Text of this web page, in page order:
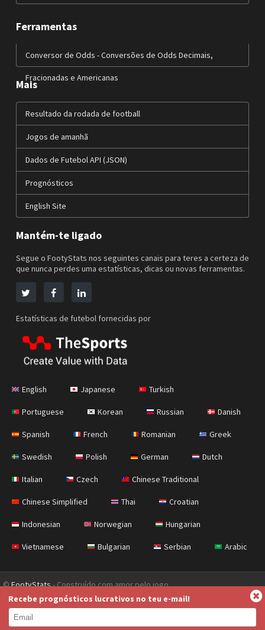
Ferramentas
Conversor de Odds - Conversões de Odds Decimais,
Fracionadas e Americanas
Mais
Resultado da rodada de football
Jogos de amanhã
Dados de Futebol API (JSON)
Prognósticos
English Site
Mantém-te ligado
Segue o FootyStats nos seguintes canais para teres a certeza de
que nunca perdes uma estatísticas, dicas ou novas ferramentas.
Estatísticas de futebol fornecidas por
English Japanese Turkish
Portuguese Korean Russian Danish
Spanish French Romanian Greek
Swedish Polish German Dutch
Italian Czech Chinese Traditional
Chinese Simplified Thai Croatian
Indonesian Norwegian Hungarian
Vietnamese Bulgarian Serbian Arabic
©FootyStats- Construído com amor pelo jogo
Contacta-nos
Sobre Ajuda Política de Privacidade
Recebe prognósticos lucrativos no teu e-mail!